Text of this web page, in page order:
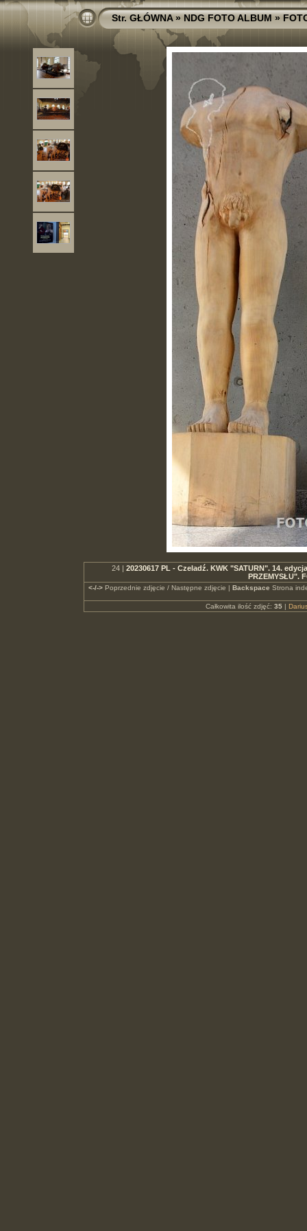
Str. GŁÓWNA»NDG FOTO ALBUM»
24 | 20230617 PL - Czeladź. KWK "SATURN". 14.
PRZEMYSŁU".
<-/->Poprzednie zdjęcie / Następne zdjęcie | Backspace Strona
Całkowita ilość zdjęć: 35|